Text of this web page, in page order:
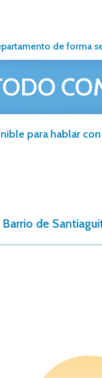
de forma
para hablar
Barrio de